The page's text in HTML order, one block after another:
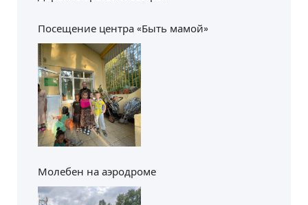
Посещение центра «Быть мамой»
Молебен на аэродроме